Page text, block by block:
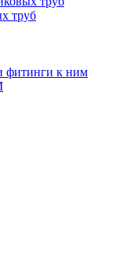
труб
фитинги к ним